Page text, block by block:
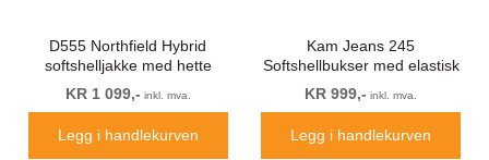
D555 Northfield Hybrid
softshelljakke med hette
khaki
KR 1 099,- inkl. mva.
Legg i handlekurven
Kam Jeans 245
Softshellbukser med elastisk
midje khaki
KR 999,- inkl. mva.
Legg i handlekurven